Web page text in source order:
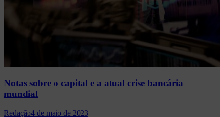
Notas sobre o capital e a atual crise bancária
mundial
Redação4 de maio de 2023